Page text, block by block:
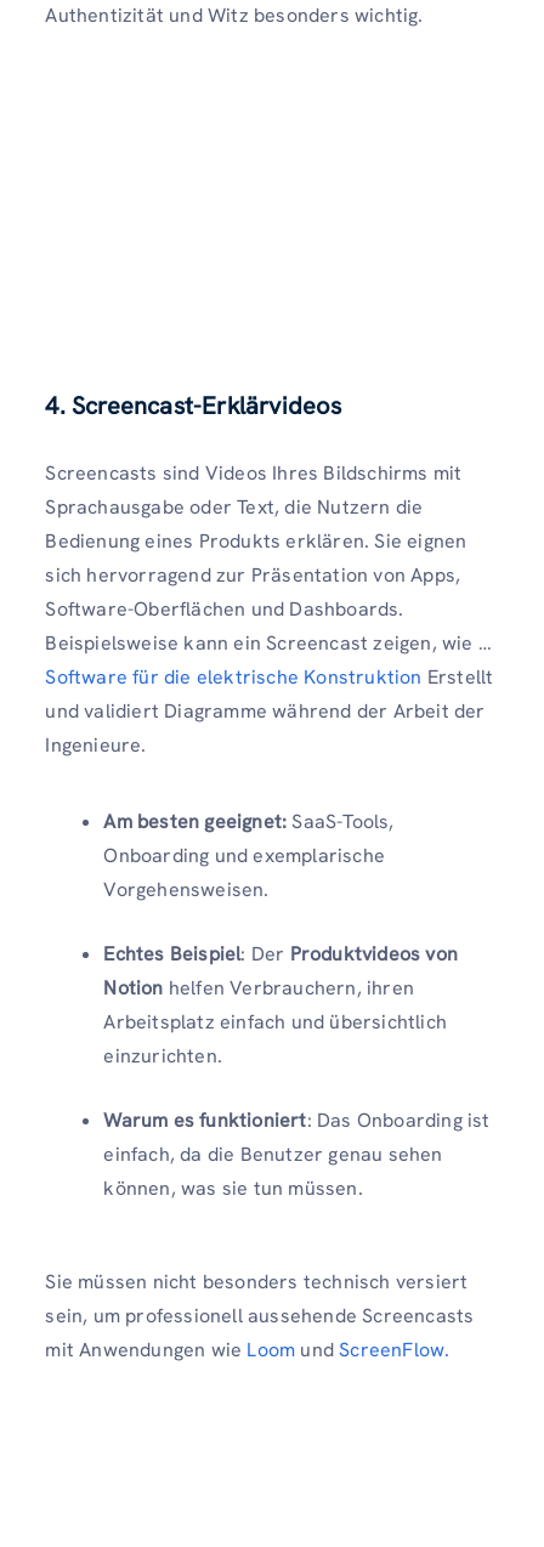
Authentizität und Witz besonders wichtig.
4. Screencast-Erklärvideos
Screencasts sind Videos Ihres Bildschirms mit
Sprachausgabe oder Text, die Nutzern die
Bedienung eines Produkts erklären. Sie eignen
sich hervorragend zur Präsentation von Apps,
Software-Oberflächen und Dashboards.
Beispielsweise kann ein Screencast zeigen, wie …
Software für die elektrische Konstruktion Erstellt
und validiert Diagramme während der Arbeit der
Ingenieure.
Am besten geeignet:SaaS-Tools,
Onboarding und exemplarische
Vorgehensweisen.
Echtes Beispiel: Der Produktvideos von
Notion helfen Verbrauchern, ihren
Arbeitsplatz einfach und übersichtlich
einzurichten.
Warum es funktioniert: Das Onboarding ist
einfach, da die Benutzer genau sehen
können, was sie tun müssen.
Sie müssen nicht besonders technisch versiert
sein, um professionell aussehende Screencasts
mit Anwendungen wie Loom undScreenFlow.